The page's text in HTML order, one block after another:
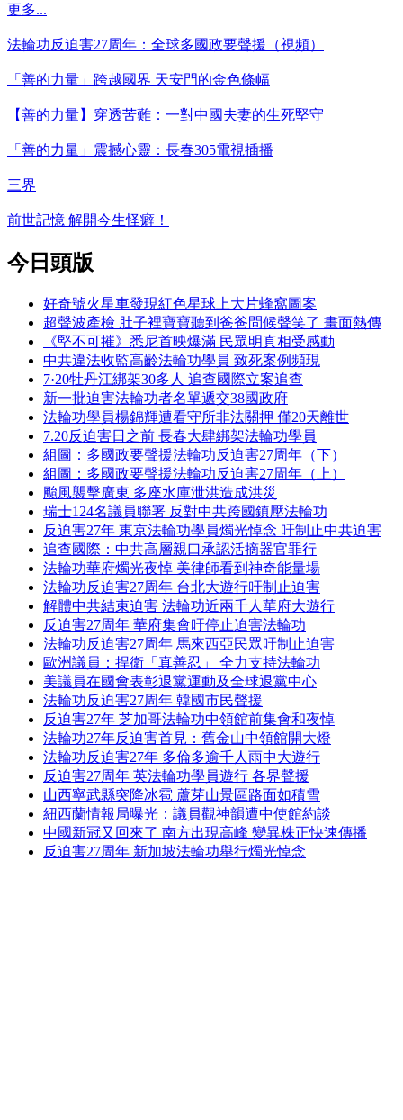
更多...
法輪功反迫害27周年：全球多國政要聲援（視頻）
「善的力量」跨越國界 天安門的金色條幅
【善的力量】穿透苦難：一對中國夫妻的生死堅守
「善的力量」震撼心靈：長春305電視插播
三界
前世記憶 解開今生怪癖！
今日頭版
好奇號火星車發現紅色星球上大片蜂窩圖案
超聲波產檢 肚子裡寶寶聽到爸爸問候聲笑了 畫面熱傳
《堅不可摧》悉尼首映爆滿 民眾明真相受感動
中共違法收監高齡法輪功學員 致死案例頻現
7·20牡丹江綁架30多人 追查國際立案追查
新一批迫害法輪功者名單遞交38國政府
法輪功學員楊錦輝遭看守所非法關押 僅20天離世
7.20反迫害日之前 長春大肆綁架法輪功學員
組圖：多國政要聲援法輪功反迫害27周年（下）
組圖：多國政要聲援法輪功反迫害27周年（上）
颱風襲擊廣東 多座水庫泄洪造成洪災
瑞士124名議員聯署 反對中共跨國鎮壓法輪功
反迫害27年 東京法輪功學員燭光悼念 吁制止中共迫害
追查國際：中共高層親口承認活摘器官罪行
法輪功華府燭光夜悼 美律師看到神奇能量場
法輪功反迫害27周年 台北大遊行吁制止迫害
解體中共結束迫害 法輪功近兩千人華府大遊行
反迫害27周年 華府集會吁停止迫害法輪功
法輪功反迫害27周年 馬來西亞民眾吁制止迫害
歐洲議員：捍衛「真善忍」 全力支持法輪功
美議員在國會表彰退黨運動及全球退黨中心
法輪功反迫害27周年 韓國市民聲援
反迫害27年 芝加哥法輪功中領館前集會和夜悼
法輪功27年反迫害首見：舊金山中領館開大燈
法輪功反迫害27年 多倫多逾千人雨中大遊行
反迫害27周年 英法輪功學員遊行 各界聲援
山西寧武縣突降冰雹 蘆芽山景區路面如積雪
紐西蘭情報局曝光：議員觀神韻遭中使館約談
中國新冠又回來了 南方出現高峰 變異株正快速傳播
反迫害27周年 新加坡法輪功舉行燭光悼念